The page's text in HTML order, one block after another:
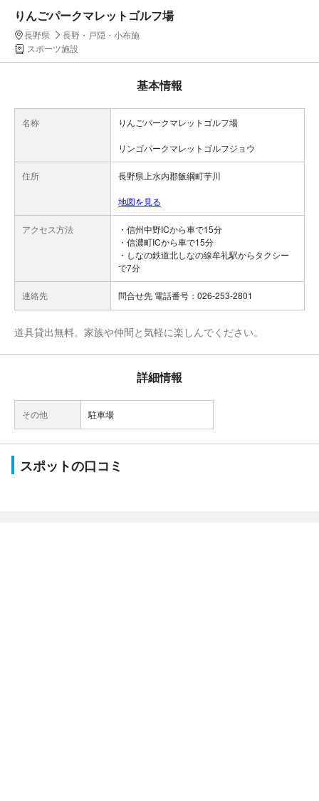
りんごパークマレットゴルフ場
長野県
長野・戸隠・小布施
スポーツ施設
基本情報
名称 りんごパークマレットゴルフ場
リンゴパークマレットゴルフジョウ
住所 長野県上水内郡飯綱町芋川
地図を見る
アクセス方法
・信州中野ICから車で15分
・信濃町ICから車で15分
・しなの鉄道北しなの線牟礼駅からタクシー
で7分
連絡先 問合せ先 電話番号：026-253-2801
道具貸出無料。家族や仲間と気軽に楽しんでください。
詳細情報
その他 駐車場
スポットの口コミ